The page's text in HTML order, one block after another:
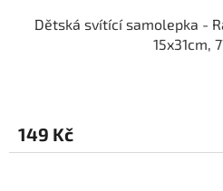
Dětská svítící samolepka -
15x31cm,
149 Kč